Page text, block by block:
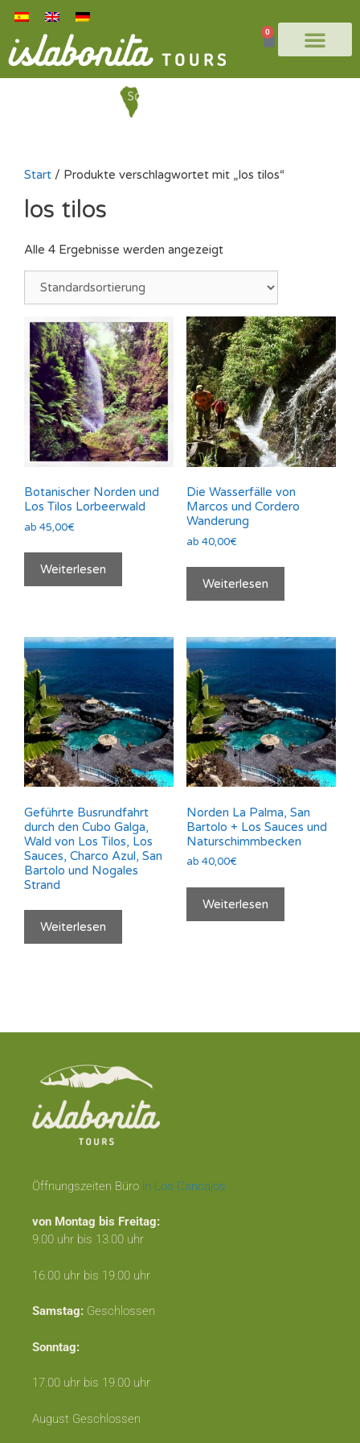
0
Start / Produkte verschlagwortet mit „los tilos“
los tilos
Alle 4 Ergebnisse werden angezeigt
Botanischer Norden und
Los Tilos Lorbeerwald
ab 45,00€
Weiterlesen
Die Wasserfälle von
Marcos und Cordero
Wanderung
ab 40,00€
Weiterlesen
Geführte Busrundfahrt
durch den Cubo Galga,
Wald von Los Tilos, Los
Sauces, Charco Azul, San
Bartolo und Nogales
Strand
Weiterlesen
Norden La Palma, San
Bartolo + Los Sauces und
Naturschimmbecken
ab 40,00€
Weiterlesen
Öffnungszeiten Büro in Los Cancajos
von Montag bis Freitag:
9.00 uhr bis 13.00 uhr
16.00 uhr bis 19.00 uhr
Samstag: Geschlossen
Sonntag:
17.00 uhr bis 19.00 uhr
August Geschlossen